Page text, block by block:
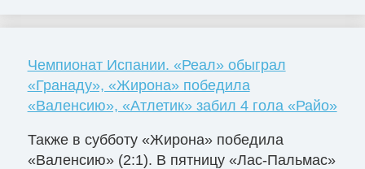
Чемпионат Испании. «Реал» обыграл
«Гранаду», «Жирона» победила
«Валенсию», «Атлетик» забил 4 гола «Райо»
Также в субботу «Жирона» победила
«Валенсию» (2:1). В пятницу «Лас-Пальмас»